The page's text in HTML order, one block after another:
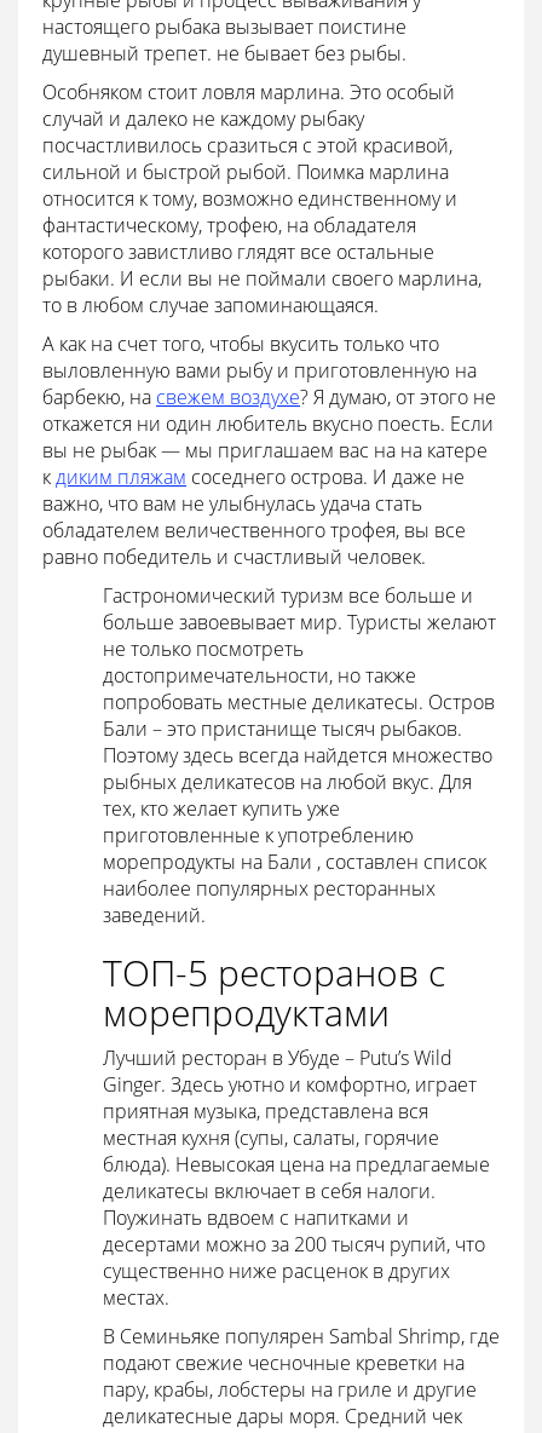
настоящего рыбака вызывает поистине
душевный трепет. не бывает без рыбы.
Особняком стоит ловля марлина. Это особый
случай и далеко не каждому рыбаку
посчастливилось сразиться с этой красивой,
сильной и быстрой рыбой. Поимка марлина
относится к тому, возможно единственному и
фантастическому, трофею, на обладателя
которого завистливо глядят все остальные
рыбаки. И если вы не поймали своего марлина,
то в любом случае запоминающаяся.
А как на счет того, чтобы вкусить только что
выловленную вами рыбу и приготовленную на
барбекю, на свежем воздухе? Я думаю, от этого не
откажется ни один любитель вкусно поесть. Если
вы не рыбак — мы приглашаем вас на на катере
кдиким пляжам соседнего острова. И даже не
важно, что вам не улыбнулась удача стать
обладателем величественного трофея, вы все
равно победитель и счастливый человек.
Гастрономический туризм все больше и
больше завоевывает мир. Туристы желают
не только посмотреть
достопримечательности, но также
попробовать местные деликатесы. Остров
Бали – это пристанище тысяч рыбаков.
Поэтому здесь всегда найдется множество
рыбных деликатесов на любой вкус. Для
тех, кто желает купить уже
приготовленные к употреблению
морепродукты на Бали , составлен список
наиболее популярных ресторанных
заведений.
ТОП-5 ресторанов с
морепродуктами
Лучший ресторан в Убуде – Putu’s Wild
Ginger. Здесь уютно и комфортно, играет
приятная музыка, представлена вся
местная кухня (супы, салаты, горячие
блюда). Невысокая цена на предлагаемые
деликатесы включает в себя налоги.
Поужинать вдвоем с напитками и
десертами можно за 200 тысяч рупий, что
существенно ниже расценок в других
местах.
В Семиньяке популярен Sambal Shrimp, где
подают свежие чесночные креветки на
пару, крабы, лобстеры на гриле и другие
деликатесные дары моря. Средний чек